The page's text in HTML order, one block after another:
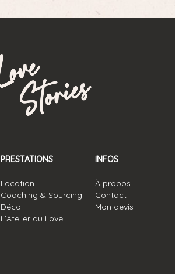
PRESTATIONS
Location
Coaching & Sourcing
Déco
L’Atelier du Love
INFOS
À propos
Contact
Mon devis